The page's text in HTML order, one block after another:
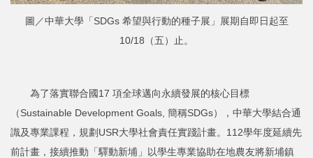
圖／中華大學「SDGs 希望與行動的種子展」展期自即日起至
10/18（五）止。
為了落實聯合國17 項全球邁向永續發展的核心目標
（Sustainable Development Goals, 簡稱SDGs），中華大學結合通
識及專業課程，規劃USR大學社會責任實踐計畫。112學年度延續先
前計畫，接續推動「驛動新埔」以學生專業協助在地農友將新埔鎮